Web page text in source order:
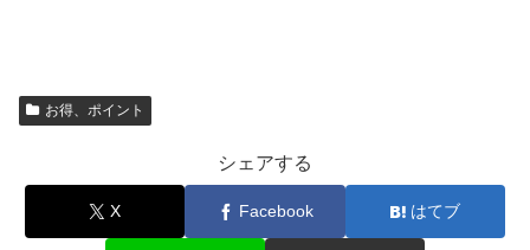
お得、ポイント
シェアする
X Facebook はてブ